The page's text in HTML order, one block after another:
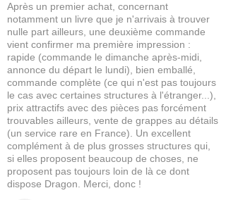
Après un premier achat, concernant
notamment un livre que je n'arrivais à trouver
nulle part ailleurs, une deuxième commande
vient confirmer ma première impression :
rapide (commande le dimanche après-midi,
annonce du départ le lundi), bien emballé,
commande complète (ce qui n'est pas toujours
le cas avec certaines structures à l'étranger...),
prix attractifs avec des pièces pas forcément
trouvables ailleurs, vente de grappes au détails
(un service rare en France). Un excellent
complément à de plus grosses structures qui,
si elles proposent beaucoup de choses, ne
proposent pas toujours loin de là ce dont
dispose Dragon. Merci, donc !